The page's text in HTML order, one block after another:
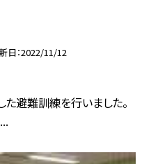
日 2022/11/12
避難訓練を行いました。